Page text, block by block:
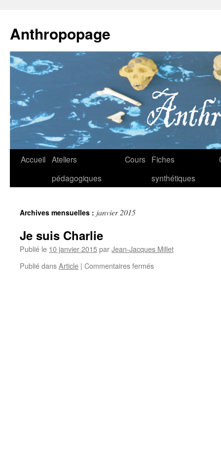
Anthropopage
Aller
Accueil Ateliers
pédagogiques
Cours
Fiches
synthétiques
Archives mensuelles : janvier 2015
Je suis Charlie
Publié le 10 janvier 2015parJean-Jacques Millet
Publié dansArticle | Commentaires ferméssur